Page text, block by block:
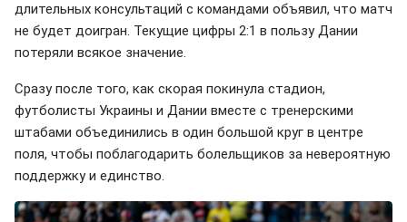
длительных консультаций с командами объявил, что матч
не будет доигран. Текущие цифры 2:1 в пользу Дании
потеряли всякое значение.
Сразу после того, как скорая покинула стадион,
футболисты Украины и Дании вместе с тренерскими
штабами объединились в один большой круг в центре
поля, чтобы поблагодарить болельщиков за невероятную
поддержку и единство.